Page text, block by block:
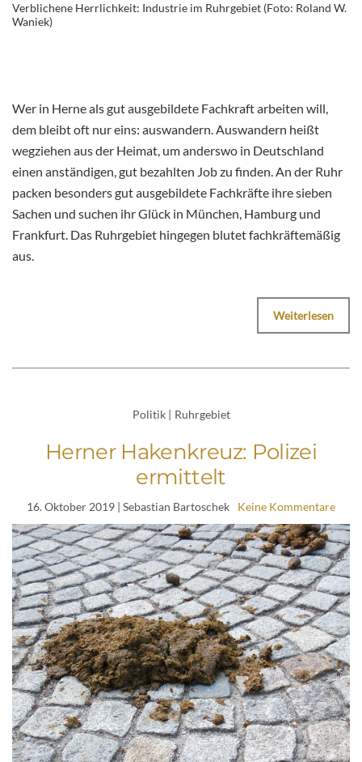
Verblichene Herrlichkeit: Industrie im Ruhrgebiet (Foto: Roland W.
Waniek)
Wer in Herne als gut ausgebildete Fachkraft arbeiten will,
dem bleibt oft nur eins: auswandern. Auswandern heißt
wegziehen aus der Heimat, um anderswo in Deutschland
einen anständigen, gut bezahlten Job zu finden. An der Ruhr
packen besonders gut ausgebildete Fachkräfte ihre sieben
Sachen und suchen ihr Glück in München, Hamburg und
Frankfurt. Das Ruhrgebiet hingegen blutet fachkräftemäßig
aus.
Weiterlesen
Politik | Ruhrgebiet
Herner Hakenkreuz: Polizei
ermittelt
16. Oktober 2019 | Sebastian Bartoschek Keine Kommentare